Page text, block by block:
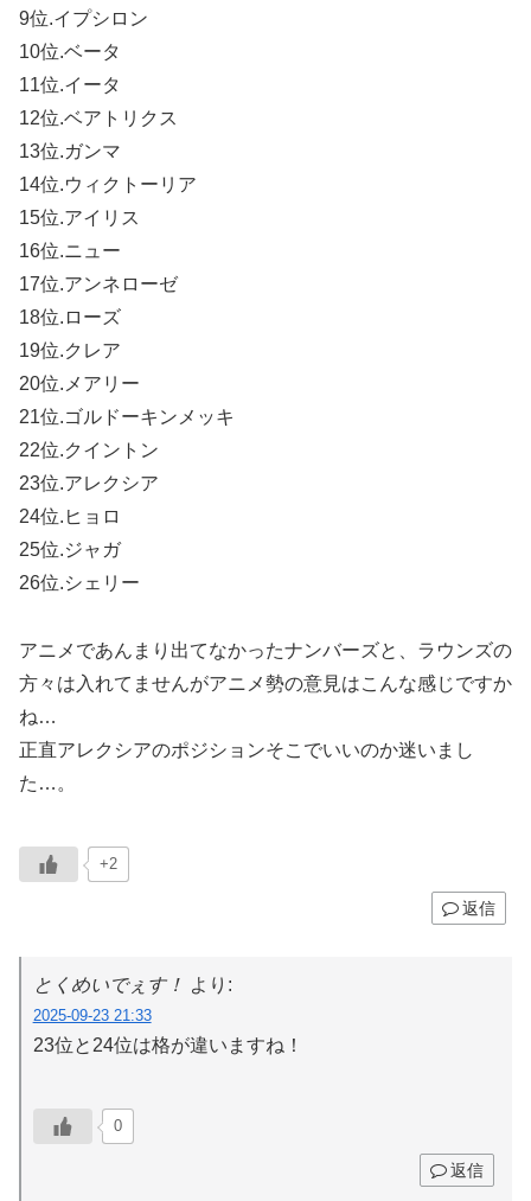
9位.イプシロン
10位.ベータ
11位.イータ
12位.ベアトリクス
13位.ガンマ
14位.ウィクトーリア
15位.アイリス
16位.ニュー
17位.アンネローゼ
18位.ローズ
19位.クレア
20位.メアリー
21位.ゴルドーキンメッキ
22位.クイントン
23位.アレクシア
24位.ヒョロ
25位.ジャガ
26位.シェリー
アニメであんまり出てなかったナンバーズと、ラウンズの
方々は入れてませんがアニメ勢の意見はこんな感じですか
ね…
正直アレクシアのポジションそこでいいのか迷いまし
た…。
+2
返信
とくめいでぇす！ より:
2025-09-23 21:33
23位と24位は格が違いますね！
0
返信